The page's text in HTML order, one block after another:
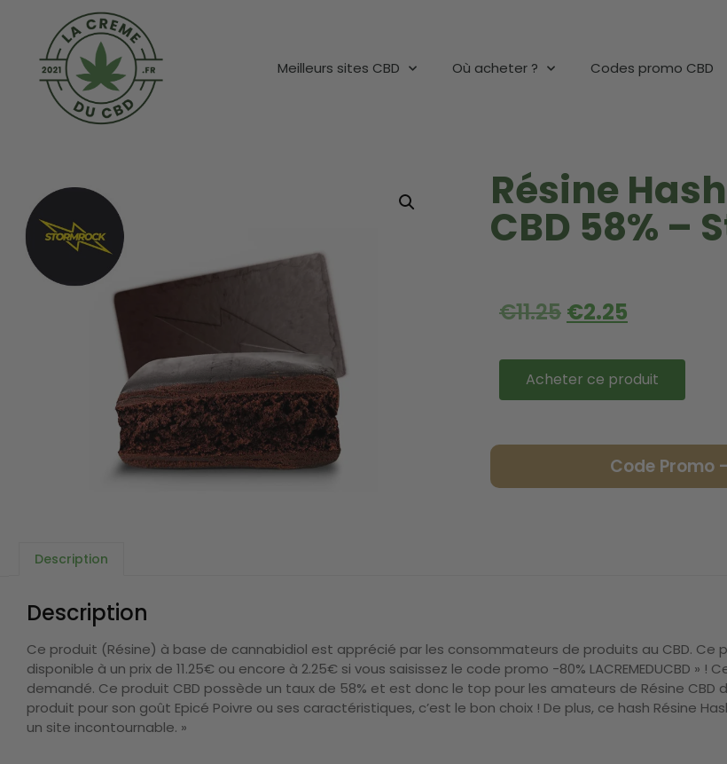
Meilleurs sites CBD Où acheter ? Codes promo CBD
Résine
CBD 58% –
€11.25 €2.25
Acheter ce produit
Code Promo -
Description
Description
Ce produit (Résine) à base de cannabidiol est apprécié par les consommateurs de produits au CBD. Ce
disponible à un prix de 11.25€ ou encore à 2.25€ si vous saisissez le code promo -80% LACREMEDUCBD » !
demandé. Ce produit CBD possède un taux de 58% et est donc le top pour les amateurs de Résine CBD
produit pour son goût Epicé Poivre ou ses caractéristiques, c’est le bon choix ! De plus, ce hash Résine
un site incontournable. »